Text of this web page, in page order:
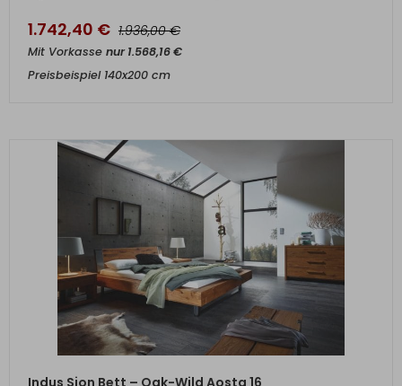
1.742,40 € 1.936,00€
Mit Vorkasse nur1.568,16€
Preisbeispiel 140x200 cm
ZUM PRODUKT
Indus Sion Bett – Oak-Wild Aosta 16